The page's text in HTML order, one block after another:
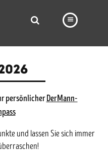
persönlicherDerMann-
und lassen Sie sich immer